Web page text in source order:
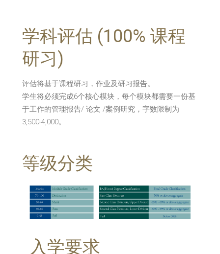
学科评估 (100% 课程
研习)
评估将基于课程研习，作业及研习报告。
学生将必须完成6个核心模块，每个模块都需要一份基
于工作的管理报告/ 论文 /案例研究，字数限制为
3,500-4,000。
等级分类
入学要求